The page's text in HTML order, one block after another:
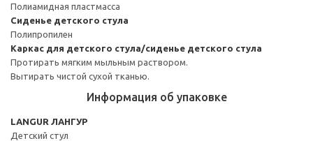
Полиамидная пластмасса
Сиденье детского стула
Полипропилен
Каркас для детского стула/сиденье детского стула
Протирать мягким мыльным раствором.
Вытирать чистой сухой тканью.
Информация об упаковке
LANGUR ЛАНГУР
Детский стул